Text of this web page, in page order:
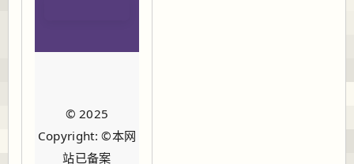
© 2025
Copyright: ©本网
站已备案